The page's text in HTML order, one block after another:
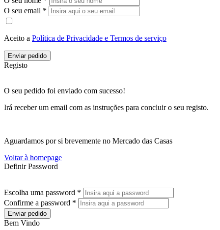
O seu email *
Aceito a Política de Privacidade e Termos de serviço
Enviar pedido
Registo
O seu pedido foi enviado com sucesso!
Irá receber um email com as instruções para concluir o seu registo.
Aguardamos por si brevemente no Mercado das Casas
Voltar à homepage
Definir Password
Escolha uma password *
Confirme a password *
Enviar pedido
Bem Vindo